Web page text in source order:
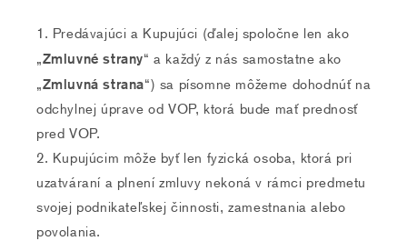
Predávajúci a Kupujúci (ďalej spoločne len ako
„Zmluvné strany“ a každý z nás samostatne ako
„Zmluvná strana“) sa písomne môžeme dohodnúť na
odchylnej úprave od VOP, ktorá bude mať prednosť
pred VOP.
Kupujúcim môže byť len fyzická osoba, ktorá pri
uzatváraní a plnení zmluvy nekoná v rámci predmetu
svojej podnikateľskej činnosti, zamestnania alebo
povolania.